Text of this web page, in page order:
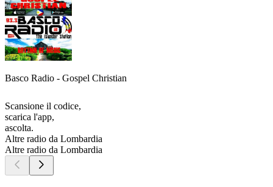
Basco Radio - Gospel Christian
Scansione il codice,
scarica l'app,
ascolta.
Altre radio da Lombardia
Altre radio da Lombardia